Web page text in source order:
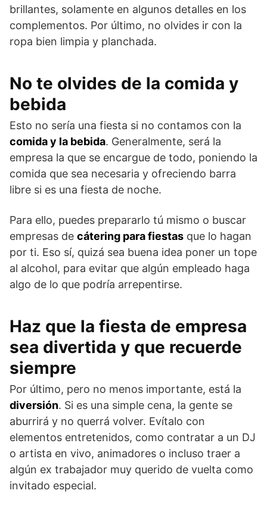
brillantes, solamente en algunos detalles en los
complementos. Por último, no olvides ir con la
ropa bien limpia y planchada.
No te olvides de la comida y
bebida
Esto no sería una fiesta si no contamos con la
comida y la bebida. Generalmente, será la
empresa la que se encargue de todo, poniendo la
comida que sea necesaria y ofreciendo barra
libre si es una fiesta de noche.
Para ello, puedes prepararlo tú mismo o buscar
empresas de cátering para fiestas que lo hagan
por ti. Eso sí, quizá sea buena idea poner un tope
al alcohol, para evitar que algún empleado haga
algo de lo que podría arrepentirse.
Haz que la fiesta de empresa
sea divertida y que recuerde
siempre
Por último, pero no menos importante, está la
diversión. Si es una simple cena, la gente se
aburrirá y no querrá volver. Evítalo con
elementos entretenidos, como contratar a un DJ
o artista en vivo, animadores o incluso traer a
algún ex trabajador muy querido de vuelta como
invitado especial.